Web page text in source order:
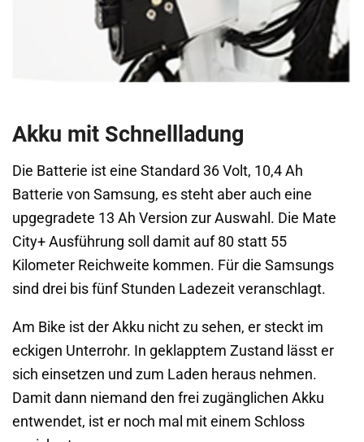
Akku mit Schnellladung
Die Batterie ist eine Standard 36 Volt, 10,4 Ah
Batterie von Samsung, es steht aber auch eine
upgegradete 13 Ah Version zur Auswahl. Die Mate
City+ Ausführung soll damit auf 80 statt 55
Kilometer Reichweite kommen. Für die Samsungs
sind drei bis fünf Stunden Ladezeit veranschlagt.
Am Bike ist der Akku nicht zu sehen, er steckt im
eckigen Unterrohr. In geklapptem Zustand lässt er
sich einsetzen und zum Laden heraus nehmen.
Damit dann niemand den frei zugänglichen Akku
entwendet, ist er noch mal mit einem Schloss